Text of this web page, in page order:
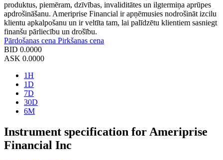
produktus, piemēram, dzīvības, invaliditātes un ilgtermiņa aprūpes
apdrošināšanu. Ameriprise Financial ir apņēmusies nodrošināt izcilu
klientu apkalpošanu un ir veltīta tam, lai palīdzētu klientiem sasniegt
finanšu pārliecību un drošību.
Pārdošanas cena Pirkšanas cena
BID 0.0000
ASK 0.0000
1H
1D
7D
30D
6M
Instrument specification for Ameriprise
Financial Inc